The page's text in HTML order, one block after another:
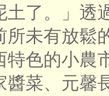
土了。」透
所未有放鬆
特色的小農
醬菜、元馨